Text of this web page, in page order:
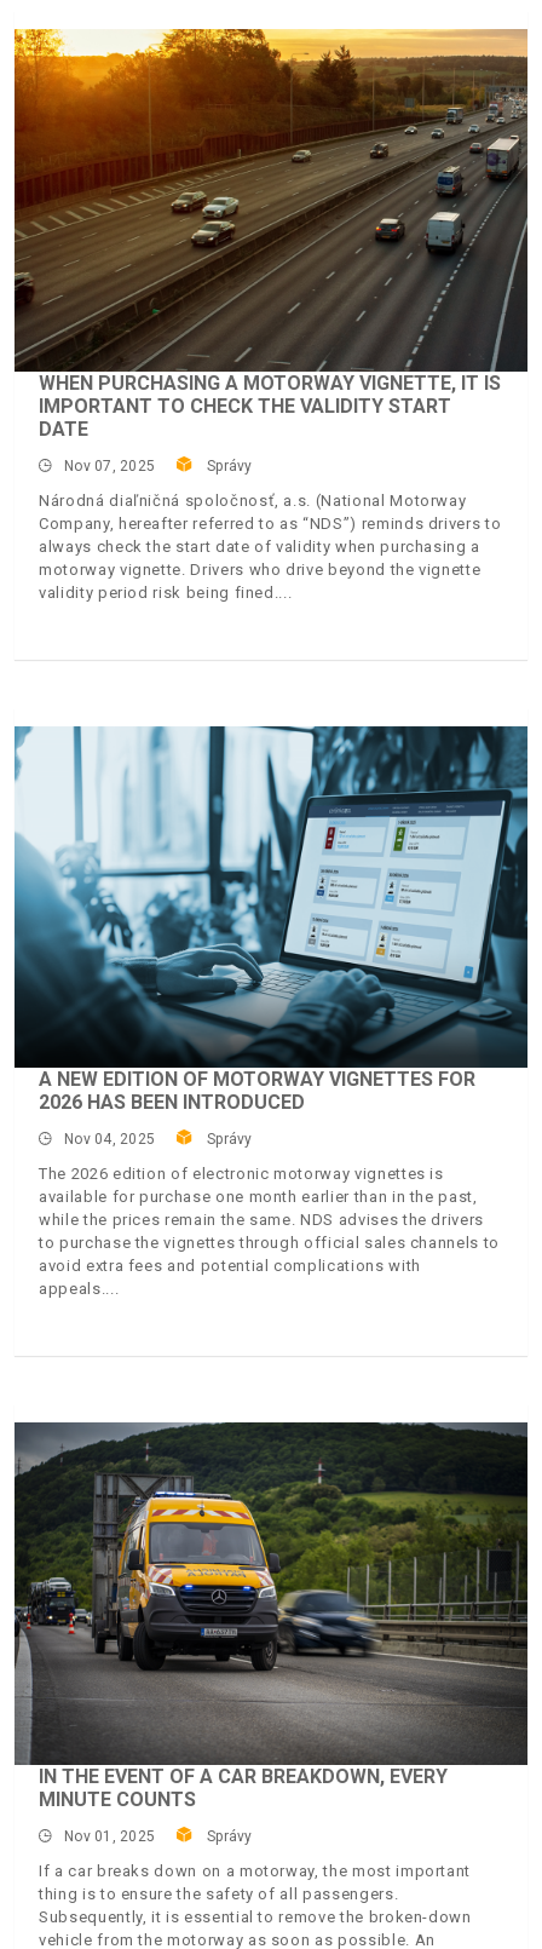
WHEN PURCHASING A MOTORWAY VIGNETTE, IT IS
IMPORTANT TO CHECK THE VALIDITY START
DATE
Nov 07, 2025 Správy
Národná diaľničná spoločnosť, a.s. (National Motorway
Company, hereafter referred to as “NDS”) reminds drivers to
always check the start date of validity when purchasing a
motorway vignette. Drivers who drive beyond the vignette
validity period risk being fined.
A NEW EDITION OF MOTORWAY VIGNETTES FOR
2026 HAS BEEN INTRODUCED
Nov 04, 2025 Správy
The 2026 edition of electronic motorway vignettes is
available for purchase one month earlier than in the past,
while the prices remain the same. NDS advises the drivers
to purchase the vignettes through official sales channels to
avoid extra fees and potential complications with
appeals.
IN THE EVENT OF A CAR BREAKDOWN, EVERY
MINUTE COUNTS
Nov 01, 2025 Správy
If a car breaks down on a motorway, the most important
thing is to ensure the safety of all passengers.
Subsequently, it is essential to remove the broken-down
vehicle from the motorway as soon as possible. An